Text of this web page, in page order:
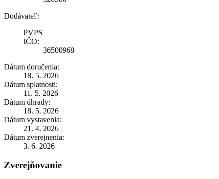
Dodávateľ:
PVPS
IČO:
36500968
Dátum doručenia:
18. 5. 2026
Dátum splatnosti:
11. 5. 2026
Dátum úhrady:
18. 5. 2026
Dátum vystavenia:
21. 4. 2026
Dátum zverejnenia:
3. 6. 2026
Zverejňovanie